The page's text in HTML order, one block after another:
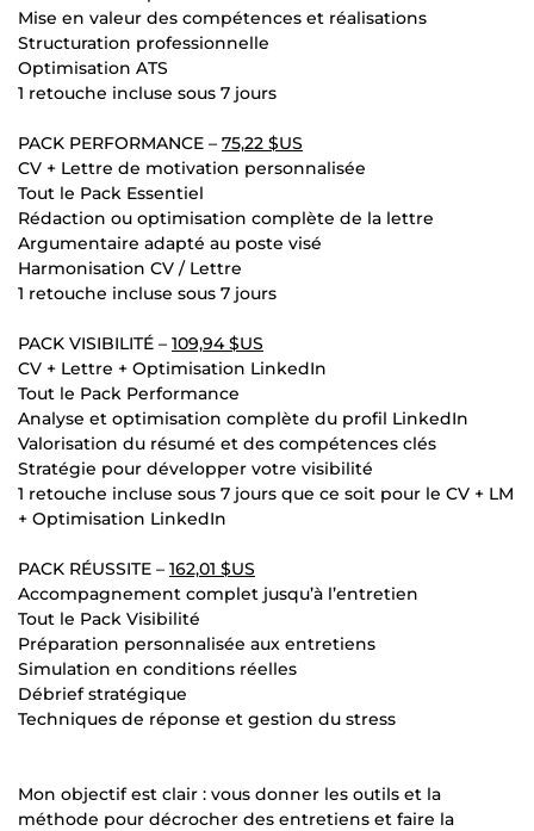
Mise en valeur des compétences et réalisations
Structuration professionnelle
Optimisation ATS
1 retouche incluse sous 7 jours
PACK PERFORMANCE – 75,22 $US
CV + Lettre de motivation personnalisée
Tout le Pack Essentiel
Rédaction ou optimisation complète de la lettre
Argumentaire adapté au poste visé
Harmonisation CV / Lettre
1 retouche incluse sous 7 jours
PACK VISIBILITÉ – 109,94 $US
CV + Lettre + Optimisation LinkedIn
Tout le Pack Performance
Analyse et optimisation complète du profil LinkedIn
Valorisation du résumé et des compétences clés
Stratégie pour développer votre visibilité
1 retouche incluse sous 7 jours que ce soit pour le CV + LM
+ Optimisation LinkedIn
PACK RÉUSSITE – 162,01 $US
Accompagnement complet jusqu’à l’entretien
Tout le Pack Visibilité
Préparation personnalisée aux entretiens
Simulation en conditions réelles
Débrief stratégique
Techniques de réponse et gestion du stress
Mon objectif est clair : vous donner les outils et la
méthode pour décrocher des entretiens et faire la